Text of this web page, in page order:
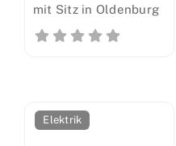
mit Sitz in Oldenburg
Elektrik